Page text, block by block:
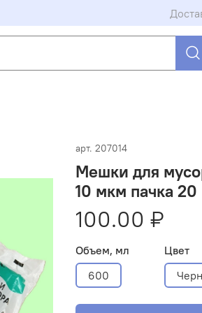
арт. 207014
Мешки для
10 мкм пачка
100.00 ₽
Объем, мл
600
Цвет